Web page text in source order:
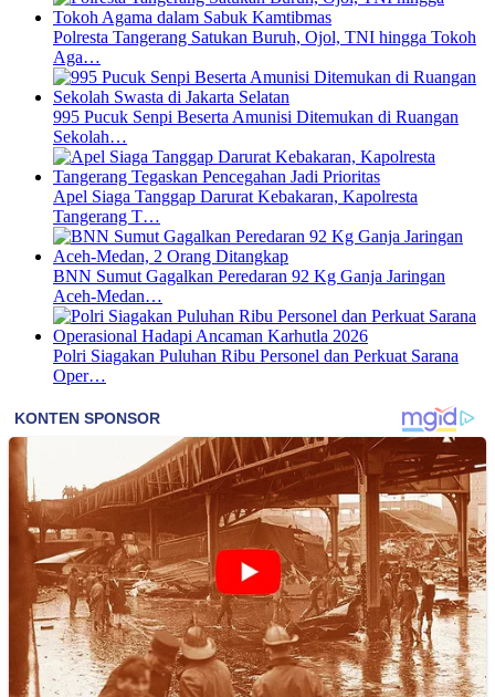
Polresta Tangerang Satukan Buruh, Ojol, TNI hingga Tokoh
Aga…
995 Pucuk Senpi Beserta Amunisi Ditemukan di Ruangan
Sekolah…
Apel Siaga Tanggap Darurat Kebakaran, Kapolresta
Tangerang T…
BNN Sumut Gagalkan Peredaran 92 Kg Ganja Jaringan
Aceh-Medan…
Polri Siagakan Puluhan Ribu Personel dan Perkuat Sarana
Oper…